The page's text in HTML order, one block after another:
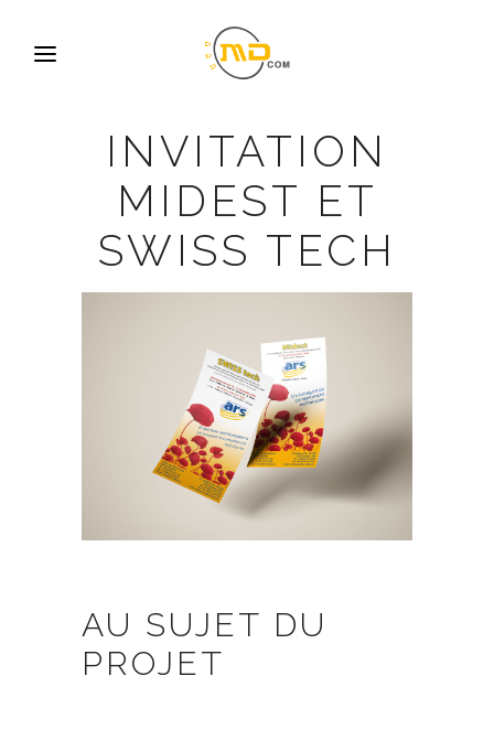
INVITATION
MIDEST ET
SWISS TECH
AU SUJET DU
PROJET